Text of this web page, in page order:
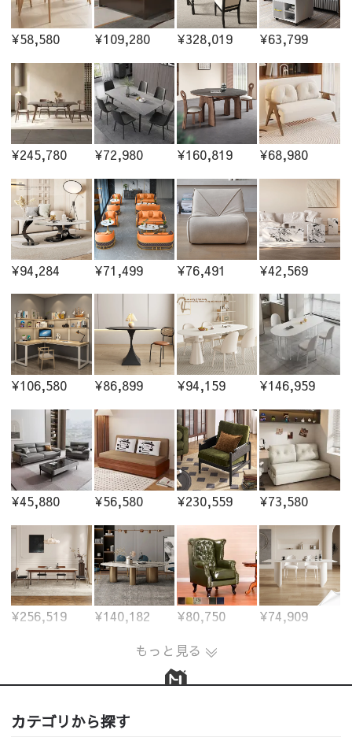
¥58,580 ¥109,280 ¥328,019 ¥63,799
¥245,780 ¥72,980 ¥160,819 ¥68,980
¥94,284 ¥71,499 ¥76,491 ¥42,569
¥106,580 ¥86,899 ¥94,159 ¥146,959
¥45,880 ¥56,580 ¥230,559 ¥73,580
¥256,519 ¥140,182 ¥80,750
¥74,909
もっと見る
カテゴリから探す